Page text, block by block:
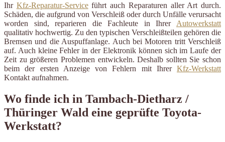
Ihr Kfz-Reparatur-Serviceführt auch Reparaturen aller Art durch.
Schäden, die aufgrund von Verschleiß oder durch Unfälle verursacht
worden sind, reparieren die Fachleute in Ihrer Autowerkstatt
qualitativ hochwertig. Zu den typischen Verschleißteilen gehören die
Bremsen und die Auspuffanlage. Auch bei Motoren tritt Verschleiß
auf. Auch kleine Fehler in der Elektronik können sich im Laufe der
Zeit zu größeren Problemen entwickeln. Deshalb sollten Sie schon
beim der ersten Anzeige von Fehlern mit Ihrer Kfz-Werkstatt
Kontakt aufnahmen.
Wo finde ich in Tambach-Dietharz /
Thüringer Wald eine geprüfte Toyota-
Werkstatt?